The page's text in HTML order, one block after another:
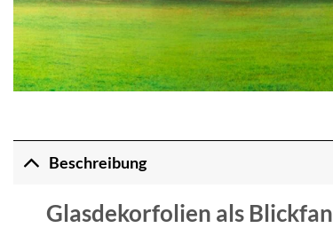
Beschreibung
Glasdekorfolien als